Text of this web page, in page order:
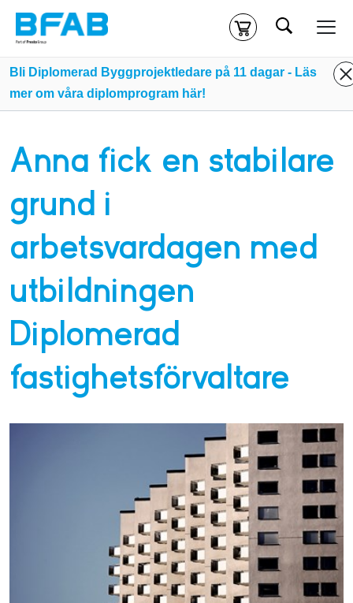
Kassa
Klicka här för att komma till alla tillgängliga onlinekurser.
Sök
Bli Diplomerad Byggprojektledare på 11 dagar - Läs
mer om våra diplomprogram här!
Anna fick en stabilare
grund i
arbetsvardagen med
utbildningen
Diplomerad
fastighetsförvaltare